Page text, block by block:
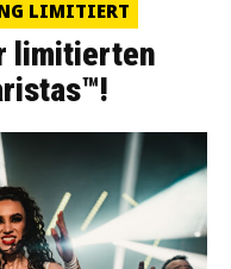
LIMITIERT
limitierten